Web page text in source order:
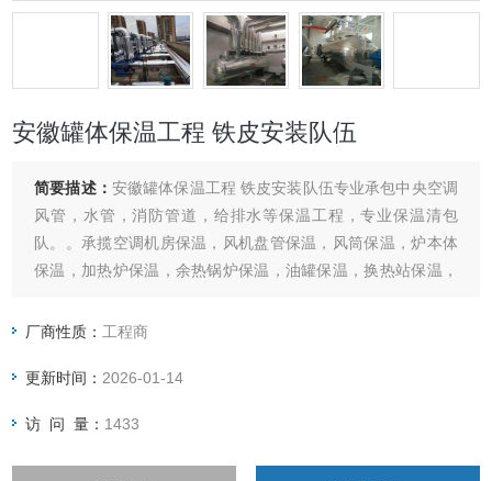
安徽罐体保温工程 铁皮安装队伍
简要描述： 安徽罐体保温工程 铁皮安装队伍专业承包中央空调
风管，水管，消防管道，给排水等保温工程，专业保温清包
队。。承揽空调机房保温，风机盘管保温，风筒保温，炉本体
保温，加热炉保温，余热锅炉保温，油罐保温，换热站保温，
棉，，橡塑棉。聚氨酯，硅酸铝，硅酸盐，海泡石，，等，外
厂商性质： 工程商
更新时间： 2026-01-14
访 问 量： 1433